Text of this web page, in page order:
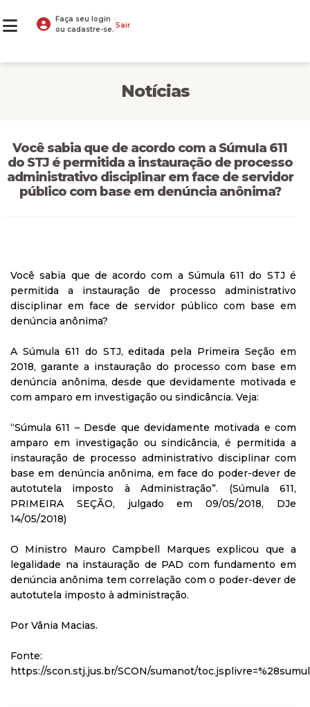
Faça seu login
ou cadastre-se. Sair
Notícias
Você sabia que de acordo com a Súmula 611
do STJ é permitida a instauração de processo
administrativo disciplinar em face de servidor
público com base em denúncia anônima?
Você sabia que de acordo com a Súmula 611 do STJ é
permitida a instauração de processo administrativo
disciplinar em face de servidor público com base em
denúncia anônima?
A Súmula 611 do STJ, editada pela Primeira Seção em
2018, garante a instauração do processo com base em
denúncia anônima, desde que devidamente motivada e
com amparo em investigação ou sindicância. Veja:
“Súmula 611 – Desde que devidamente motivada e com
amparo em investigação ou sindicância, é permitida a
instauração de processo administrativo disciplinar com
base em denúncia anônima, em face do poder-dever de
autotutela imposto à Administração”. (Súmula 611,
PRIMEIRA SEÇÃO, julgado em 09/05/2018, DJe
14/05/2018)
O Ministro Mauro Campbell Marques explicou que a
legalidade na instauração de PAD com fundamento em
denúncia anônima tem correlação com o poder-dever de
autotutela imposto à administração.
Por Vânia Macias.
Fonte:
https://scon.stj.jus.br/SCON/sumanot/